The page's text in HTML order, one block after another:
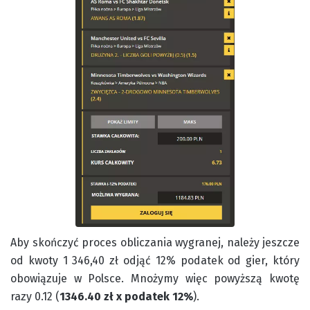
Aby skończyć proces obliczania wygranej, należy jeszcze
od kwoty 1 346,40 zł odjąć 12% podatek od gier, który
obowiązuje w Polsce. Mnożymy więc powyższą kwotę
razy 0.12 (1346.40 zł x podatek 12%).